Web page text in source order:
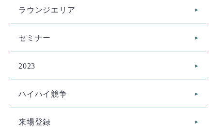
ラウンジエリア
セミナー
2023
ハイハイ競争
来場登録